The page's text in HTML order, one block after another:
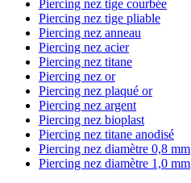
Piercing nez tige courbée
Piercing nez tige pliable
Piercing nez anneau
Piercing nez acier
Piercing nez titane
Piercing nez or
Piercing nez plaqué or
Piercing nez argent
Piercing nez bioplast
Piercing nez titane anodisé
Piercing nez diamètre 0,8 mm
Piercing nez diamètre 1,0 mm